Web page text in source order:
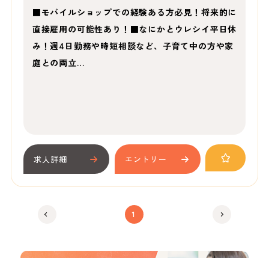
■モバイルショップでの経験ある方必見！将来的に
直接雇用の可能性あり！■なにかとウレシイ平日休
み！週4日勤務や時短相談など、子育て中の方や家
庭との両立…
求人詳細 エントリー
1